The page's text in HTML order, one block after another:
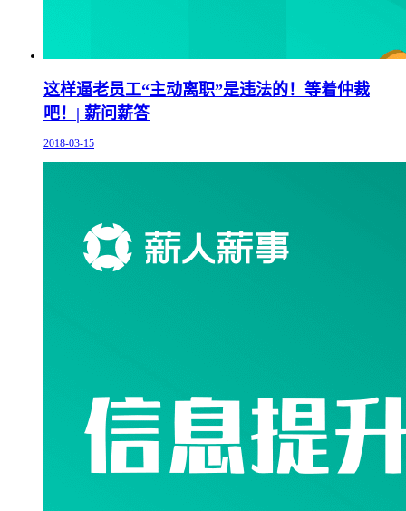
这样逼老员工“主动离职”是违法的！等着仲裁
吧！| 薪问薪答
2018-03-15